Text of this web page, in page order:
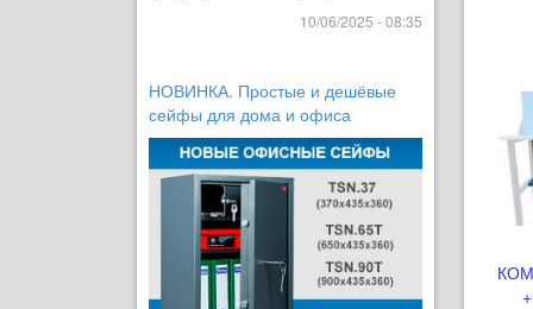
10/06/2025 - 08:35
НОВИНКА. Простые и дешёвые
сейфы для дома и офиса